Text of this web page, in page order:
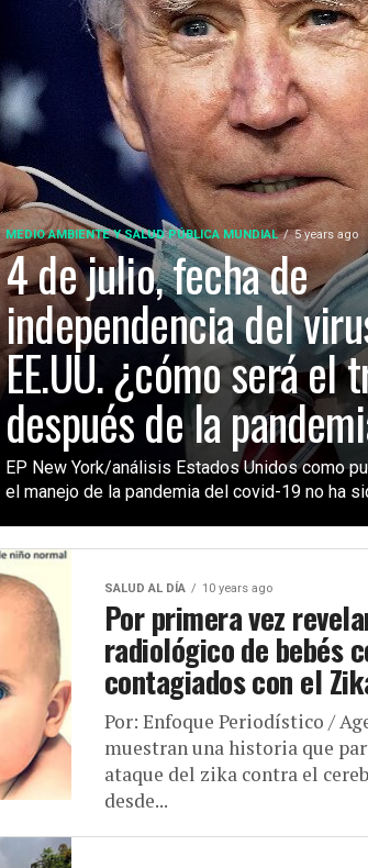
MEDIO AMBIENTE Y SALUD PÚBLICA MUNDIAL 5 years ago
4 de julio, fecha de
independencia del
EE.UU. ¿cómo será el
después de la
EP New York/análisis Estados Unidos como
el manejo de la pandemia del covid-19 no ha
SALUD AL DÍA 10 years ago
Por primera vez
radiológico de bebés
contagiados con el
Por: Enfoque Periodístico /
muestran una historia que
ataque del zika contra el
desde...